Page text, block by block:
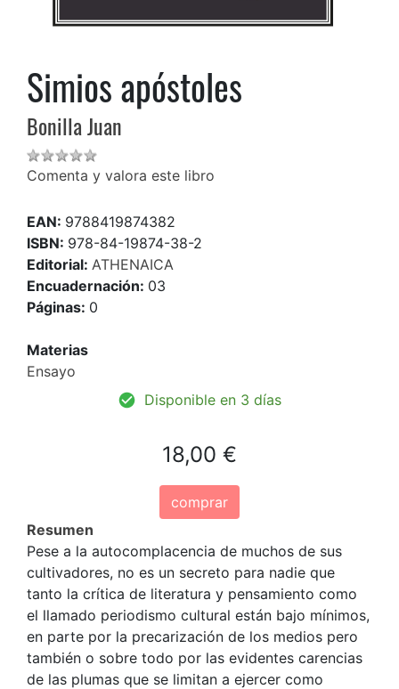
Simios apóstoles
Bonilla Juan
Comenta y valora este libro
EAN: 9788419874382
ISBN: 978-84-19874-38-2
Editorial: ATHENAICA
Encuadernación: 03
Páginas: 0
Materias
Ensayo
Disponible en 3 días
18,00 €
comprar
Resumen
Pese a la autocomplacencia de muchos de sus
cultivadores, no es un secreto para nadie que
tanto la crítica de literatura y pensamiento como
el llamado periodismo cultural están bajo mínimos,
en parte por la precarización de los medios pero
también o sobre todo por las evidentes carencias
de las plumas que se limitan a ejercer como